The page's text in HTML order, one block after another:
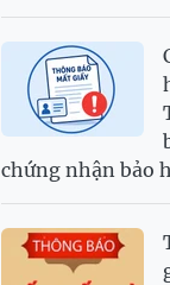
chứng nhận bảo